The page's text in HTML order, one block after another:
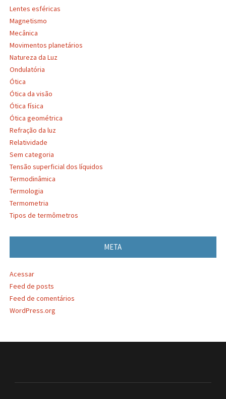
Lentes esféricas
Magnetismo
Mecânica
Movimentos planetários
Natureza da Luz
Ondulatória
Ótica
Ótica da visão
Ótica física
Ótica geométrica
Refração da luz
Relatividade
Sem categoria
Tensão superficial dos líquidos
Termodinâmica
Termologia
Termometria
Tipos de termômetros
META
Acessar
Feed de posts
Feed de comentários
WordPress.org